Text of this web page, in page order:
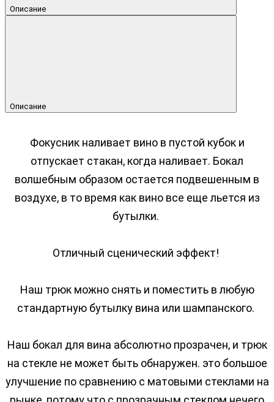
Описание
Описание
Фокусник наливает вино в пустой кубок и
отпускает стакан, когда наливает. Бокал
волшебным образом остается подвешенным в
воздухе, в то время как вино все еще льется из
бутылки.
Отличный сценический эффект!
Наш трюк можно снять и поместить в любую
стандартную бутылку вина или шампанского.
Наш бокал для вина абсолютно прозрачен, и трюк
на стекле не может быть обнаружен. это большое
улучшение по сравнению с матовыми стеклами на